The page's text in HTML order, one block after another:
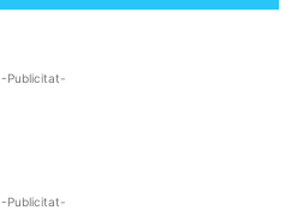
-Publicitat-
-Publicitat-